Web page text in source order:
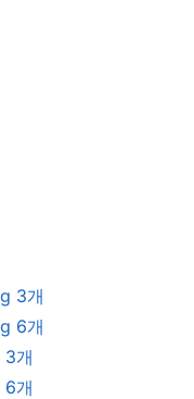
3개
6개
개
개